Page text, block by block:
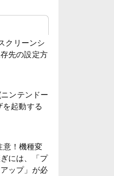
クリーンシ
先の設定方
ンテンドー
を起動する
意！機種変
には、「プ
ップ」が必